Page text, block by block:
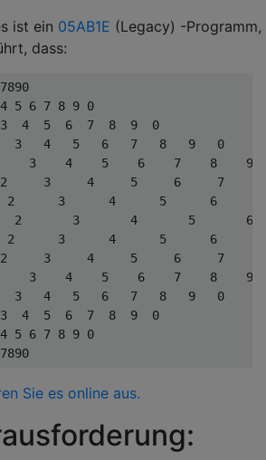
ist ein 05AB1E (Legacy) -Programm,
dass:
5 6 7 8 9 0
4  5  6  7  8  9  0
3   4   5   6   7   8   9   0
3    4    5    6    7    8    9
3     4     5     6     7
2      3      4      5      6
2       3       4       5       6
2      3      4      5      6
3     4     5     6     7
3    4    5    6    7    8    9
3   4   5   6   7   8   9   0
4  5  6  7  8  9  0
5 6 7 8 9 0
Sie es online aus.